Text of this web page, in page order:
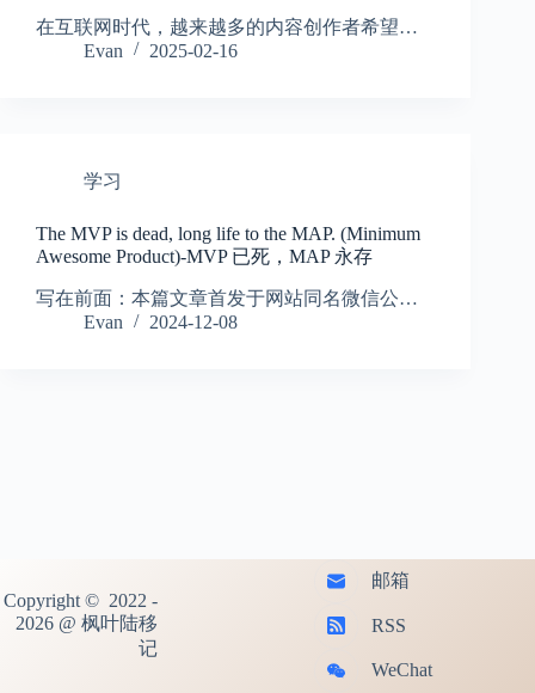
在互联网时代，越来越多的内容创作者希望…
Evan
2025-02-16
学习
The MVP is dead, long life to the MAP. (Minimum
Awesome Product)-MVP 已死，MAP 永存
写在前面：本篇文章首发于网站同名微信公…
Evan
2024-12-08
Copyright © 2022 -
2026 @ 枫叶陆移
记
邮箱
RSS
WeChat